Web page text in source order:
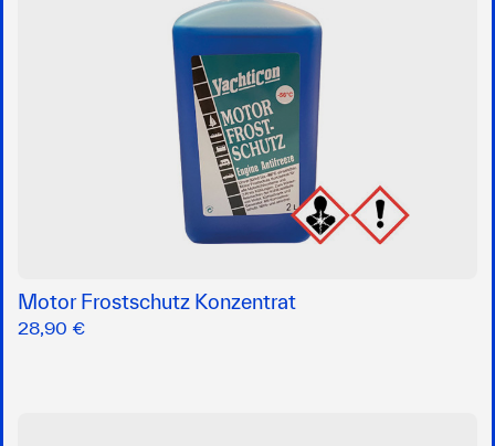
Motor Frostschutz Konzentrat
28,90 €